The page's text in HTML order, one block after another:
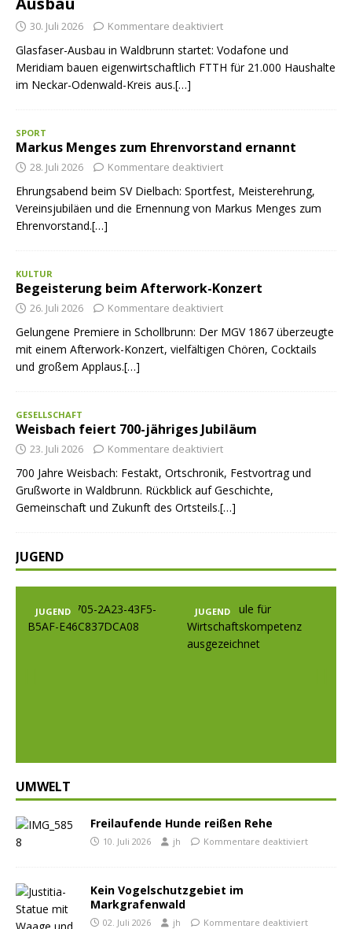
30. Juli 2026 Kommentare deaktiviert
Glasfaser-Ausbau in Waldbrunn startet: Vodafone und
Meridiam bauen eigenwirtschaftlich FTTH für 21.000 Haushalte
im Neckar-Odenwald-Kreis aus.[…]
SPORT
Markus Menges zum Ehrenvorstand ernannt
28. Juli 2026 Kommentare deaktiviert
Ehrungsabend beim SV Dielbach: Sportfest, Meisterehrung,
Vereinsjubiläen und die Ernennung von Markus Menges zum
Ehrenvorstand.[…]
KULTUR
Begeisterung beim Afterwork-Konzert
26. Juli 2026 Kommentare deaktiviert
Gelungene Premiere in Schollbrunn: Der MGV 1867 überzeugte
mit einem Afterwork-Konzert, vielfältigen Chören, Cocktails
und großem Applaus.[…]
GESELLSCHAFT
Weisbach feiert 700-jähriges Jubiläum
23. Juli 2026 Kommentare deaktiviert
700 Jahre Weisbach: Festakt, Ortschronik, Festvortrag und
Grußworte in Waldbrunn. Rückblick auf Geschichte,
Gemeinschaft und Zukunft des Ortsteils.[…]
JUGEND
JUGEND JUGEND
UMWELT
Freilaufende Hunde reißen Rehe
10. Juli 2026 jh Kommentare deaktiviert
Kein Vogelschutzgebiet im
Markgrafenwald
02. Juli 2026 jh Kommentare deaktiviert